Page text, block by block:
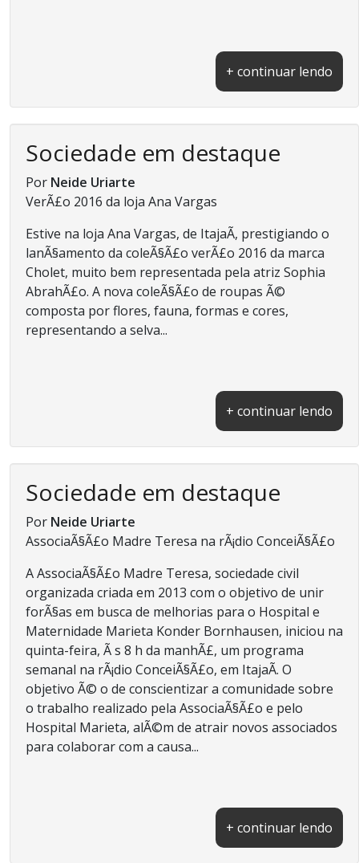
+ continuar lendo
Sociedade em destaque
Por Neide Uriarte
VerÃ£o 2016 da loja Ana Vargas
Estive na loja Ana Vargas, de ItajaÃ­, prestigiando o
lanÃ§amento da coleÃ§Ã£o verÃ£o 2016 da marca
Cholet, muito bem representada pela atriz Sophia
AbrahÃ£o. A nova coleÃ§Ã£o de roupas Ã©
composta por flores, fauna, formas e cores,
representando a selva...
+ continuar lendo
Sociedade em destaque
Por Neide Uriarte
AssociaÃ§Ã£o Madre Teresa na rÃ¡dio ConceiÃ§Ã£o
A AssociaÃ§Ã£o Madre Teresa, sociedade civil
organizada criada em 2013 com o objetivo de unir
forÃ§as em busca de melhorias para o Hospital e
Maternidade Marieta Konder Bornhausen, iniciou na
quinta-feira, Ã s 8 h da manhÃ£, um programa
semanal na rÃ¡dio ConceiÃ§Ã£o, em ItajaÃ­. O
objetivo Ã© o de conscientizar a comunidade sobre
o trabalho realizado pela AssociaÃ§Ã£o e pelo
Hospital Marieta, alÃ©m de atrair novos associados
para colaborar com a causa...
+ continuar lendo